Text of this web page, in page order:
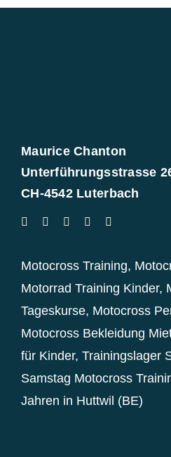
Maurice Chanton
Unterführungsstrasse
CH-4542 Luterbach
Motocross Training,
Motorrad Training Kinder,
Tageskurse, Motocross
Motocross Bekleidung
für Kinder, Trainingslager
Samstag Motocross
Jahren in Huttwil (BE)